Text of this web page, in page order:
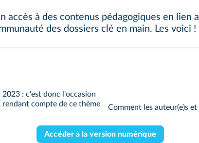
accès à des contenus pédagogiques en
des dossiers clé en main. Les voici !
: c'est donc l'occasion
compte de ce thème
Comment les auteur(e)s
Accéder à la version numérique